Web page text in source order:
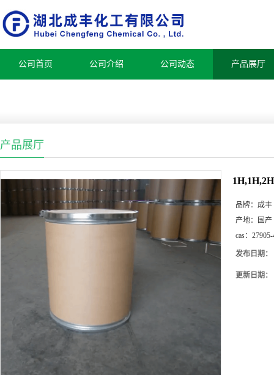
公司首页 公司介绍 公司动态 产品展厅
产品展厅
品牌： 成丰
产地：
国产
cas：
发布日期：
更新日期：